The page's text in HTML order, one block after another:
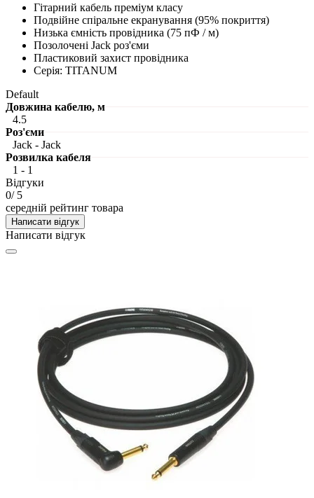
Гітарний кабель преміум класу
Подвійне спіральне екранування (95% покриття)
Низька ємність провідника (75 пФ / м)
Позолочені Jack роз'єми
Пластиковий захист провідника
Серія: TITANUM
Default
Довжина кабелю, м
4.5
Роз'єми
Jack - Jack
Розвилка кабеля
1 - 1
Відгуки
0/ 5
середній рейтинг товара
Написати відгук
Написати відгук